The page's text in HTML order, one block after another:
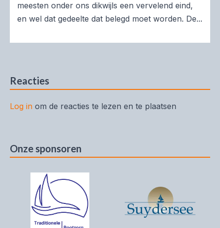
meesten onder ons dikwijls een vervelend eind,
en wel dat gedeelte dat belegd moet worden. De...
Reacties
Log in om de reacties te lezen en te plaatsen
Onze sponsoren